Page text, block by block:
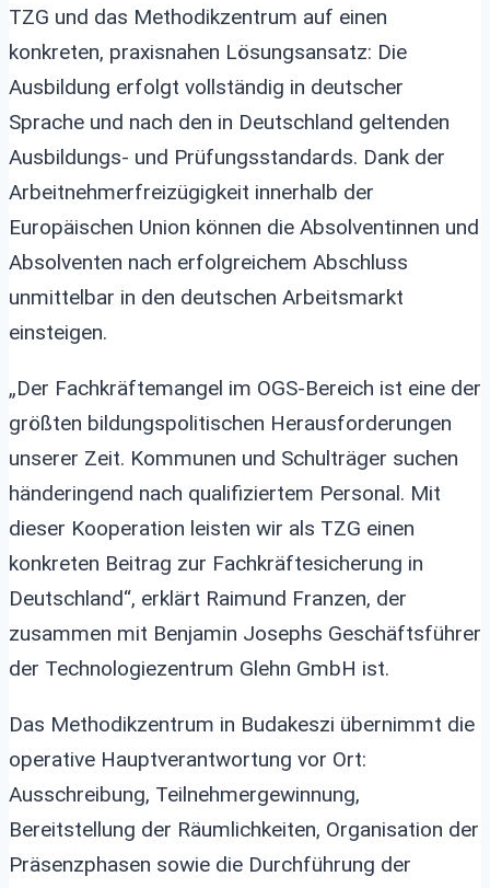
TZG und das Methodikzentrum auf einen
konkreten, praxisnahen Lösungsansatz: Die
Ausbildung erfolgt vollständig in deutscher
Sprache und nach den in Deutschland geltenden
Ausbildungs- und Prüfungsstandards. Dank der
Arbeitnehmerfreizügigkeit innerhalb der
Europäischen Union können die Absolventinnen und
Absolventen nach erfolgreichem Abschluss
unmittelbar in den deutschen Arbeitsmarkt
einsteigen.
„Der Fachkräftemangel im OGS-Bereich ist eine der
größten bildungspolitischen Herausforderungen
unserer Zeit. Kommunen und Schulträger suchen
händeringend nach qualifiziertem Personal. Mit
dieser Kooperation leisten wir als TZG einen
konkreten Beitrag zur Fachkräftesicherung in
Deutschland“, erklärt Raimund Franzen, der
zusammen mit Benjamin Josephs Geschäftsführer
der Technologiezentrum Glehn GmbH ist.
Das Methodikzentrum in Budakeszi übernimmt die
operative Hauptverantwortung vor Ort:
Ausschreibung, Teilnehmergewinnung,
Bereitstellung der Räumlichkeiten, Organisation der
Präsenzphasen sowie die Durchführung der